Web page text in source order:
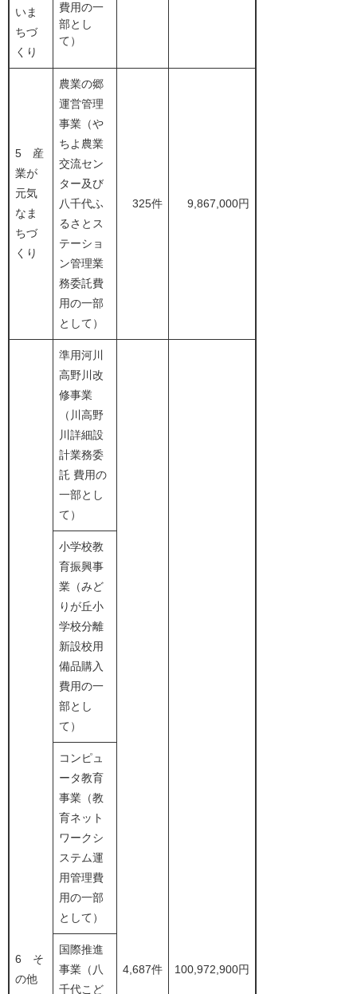
いま
ちづ
くり
費用の一
部とし
て）
5 産
業が
元気
なま
ちづ
くり
農業の郷
運営管理
事業（や
ちよ農業
交流セン
ター及び
八千代ふ
るさとス
テーショ
ン管理業
務委託費
用の一部
として）
325件 9,867,000円
6 そ
の他
準用河川
高野川改
修事業
（川高野
川詳細設
計業務委
託 費用の
一部とし
て）
4,687件 100,972,900円
小学校教
育振興事
業（みど
りが丘小
学校分離
新設校用
備品購入
費用の一
部とし
て）
コンピュ
ータ教育
事業（教
育ネット
ワークシ
ステム運
用管理費
用の一部
として）
国際推進
事業（八
千代こど